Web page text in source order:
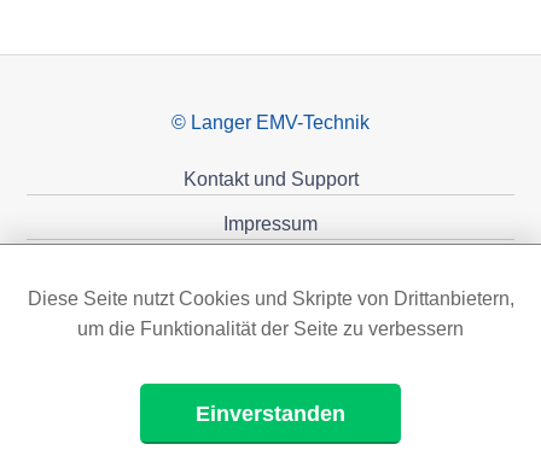
© Langer EMV-Technik
Kontakt und Support
Impressum
Diese Seite nutzt Cookies und Skripte von Drittanbietern,
um die Funktionalität der Seite zu verbessern
Einverstanden